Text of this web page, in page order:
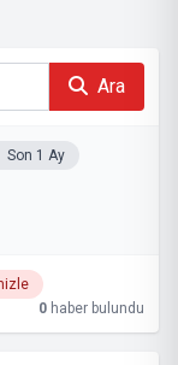
Ara
Son 1 Ay
0 haber bulundu